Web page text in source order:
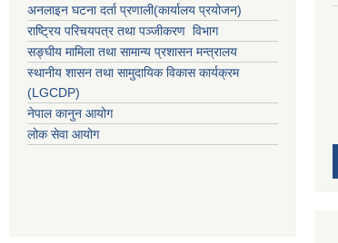
अनलाइन घटना दर्ता प्रणाली(कार्यालय प्रयोजन)
राष्ट्रिय परिचयपत्र तथा पञ्जीकरण विभाग
सङ्घीय मामिला तथा सामान्य प्रशासन मन्त्रालय
स्थानीय शासन तथा सामुदायिक विकास कार्यक्रम
(LGCDP)
नेपाल कानुन आयोग
लोक सेवा आयोग